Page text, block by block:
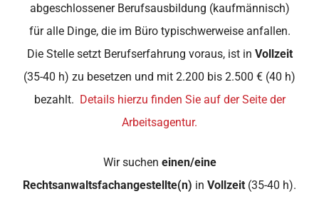
abgeschlossener Berufsausbildung (kaufmännisch)
für alle Dinge, die im Büro typischwerweise anfallen.
Die Stelle setzt Berufserfahrung voraus, ist in Vollzeit
(35-40 h) zu besetzen und mit 2.200 bis 2.500 € (40 h)
bezahlt. Details hierzu finden Sie auf der Seite der
Arbeitsagentur.
Wir suchen einen/eine
Rechtsanwaltsfachangestellte(n) in Vollzeit (35-40 h).